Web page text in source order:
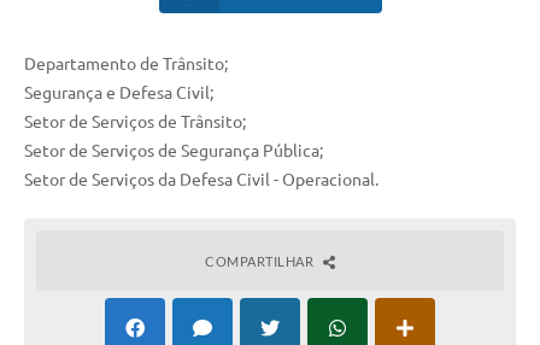
Agenda
SIC
Diário Oficial
Departamento de Trânsito;
Segurança e Defesa Civil;
Setor de Serviços de Trânsito;
Setor de Serviços de Segurança Pública;
Setor de Serviços da Defesa Civil - Operacional.
COMPARTILHAR